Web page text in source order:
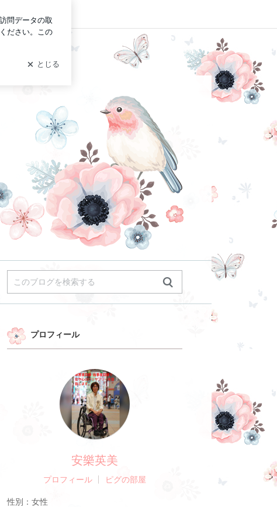
.霧島市 安樂英美
ログイン
プロフィール
安樂英美
プロフィール ピグの部屋
性別： 女性